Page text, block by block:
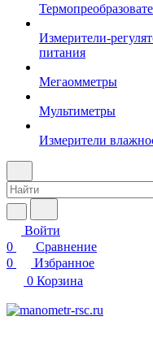
Измерители-
питания
Мегаомметры
Мультиметры
Измерители
Войти
0
Сравнение
0
Избранное
0 Корзина